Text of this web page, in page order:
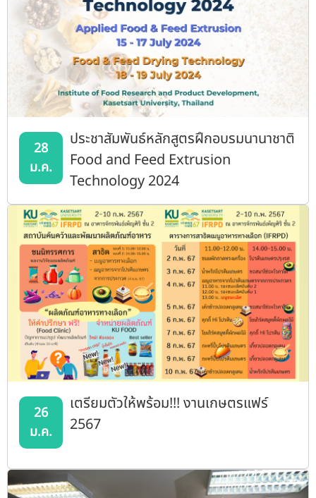
28
ม.ค.
ประชาสัมพันธ์หลักสูตรฝึกอบรมนานาชาติ
Food and Feed Extrusion
Technology 2024
26
ม.ค.
เตรียมตัวให้พร้อม!!! งานเกษตรแฟร์
2567